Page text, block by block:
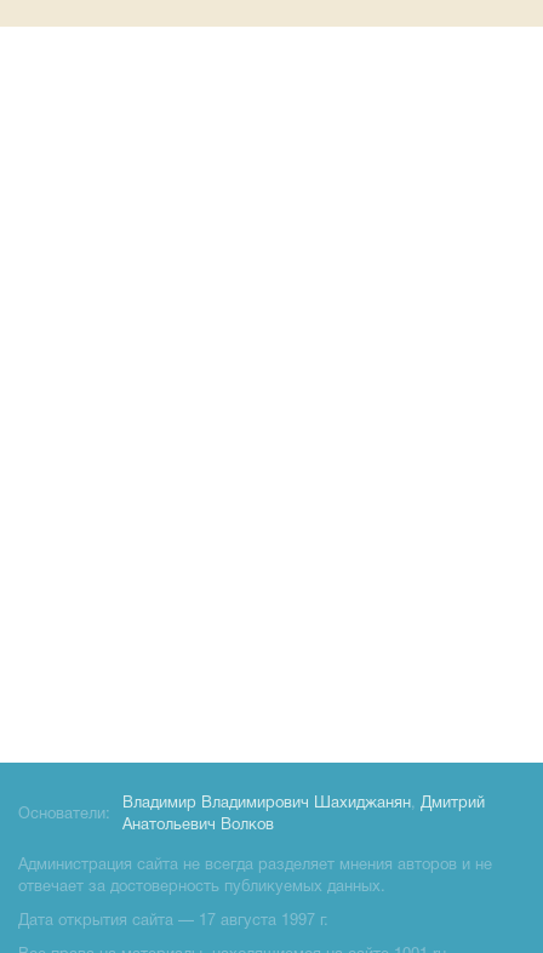
Основатели:
Владимир Владимирович Шахиджанян, Дмитрий
Анатольевич Волков
Администрация сайта не всегда разделяет мнения авторов и не
отвечает за достоверность публикуемых данных.
Дата открытия сайта — 17 августа 1997 г.